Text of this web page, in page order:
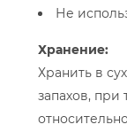
Не
Хранение:
Хранить в
запахов, при